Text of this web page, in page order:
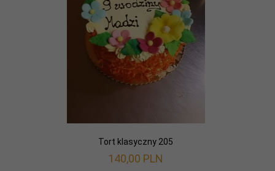
Tort klasyczny 205
140,00 PLN